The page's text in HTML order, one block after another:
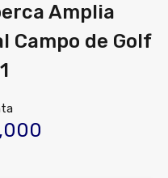
Amplia
Campo de Golf